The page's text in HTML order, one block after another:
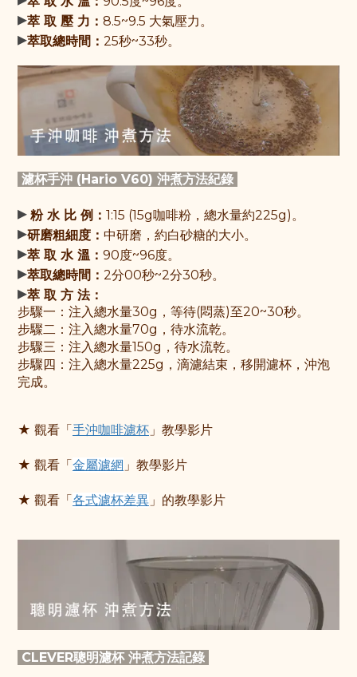
▸萃 取 壓 力： 8.5~9.5 大氣壓力。
▸萃取總時間： 25秒~33秒。
濾杯手沖 (Hario V60) 沖煮方法紀錄
▸ 粉 水 比 例： 1:15 (15g咖啡粉，總水量約225g)。
▸研磨粗細度： 中研磨，約白砂糖的大小。
▸萃 取 水 溫： 90度~96度。
▸萃取總時間： 2分00秒~2分30秒。
▸萃 取 方 法：
步驟一： 注入總水量30g，等待(悶蒸)至20~30秒。
步驟二：注入總水量70g，待水流乾。
步驟三：注入總水量150g，待水流乾。
步驟四：注入總水量225g，滴濾結束，移開濾杯，沖泡
完成。
★ 觀看「手沖咖啡濾杯 」教學影片
★ 觀看「金屬濾網 」教學影片
★ 觀看「各式濾杯差異 」的教學影片
CLEVER聰明濾杯 沖煮方法記錄